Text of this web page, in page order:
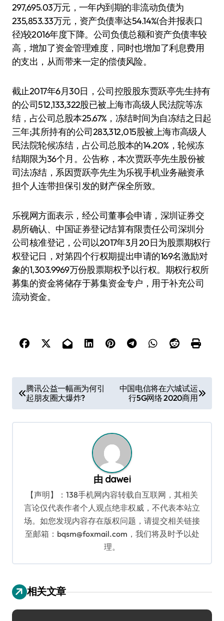
297,695.03万元，一年内到期的非流动负债为
235,853.33万元，资产负债率达54.14%(合并报表口
径)较2016年度下降。公司负债总额和资产负债率较
高，增加了资金管理难度，同时也增加了利息费用
的支出，从而带来一定的偿债风险。
截止2017年6月30日，公司控股股东贾跃亭先生持有
的公司512,133,322股已被上海市高级人民法院等冻
结，占公司总股本25.67%，冻结时间为自冻结之日起
三年;其所持有的公司283,312,015股被上海市高级人
民法院轮候冻结，占公司总股本的14.20%，轮候冻
结期限为36个月。公告称，本次贾跃亭先生股份被
司法冻结，系因贾跃亭先生为乐视手机业务融资承
担个人连带担保引发的财产保全所致。
乐视网方面表示，经公司董事会申请，深圳证券交
易所确认、中国证券登记结算有限责任公司深圳分
公司核准登记，公司以2017年3月20日为股票期权行
权登记日，对第四个行权期提出申请的169名激励对
象的1,303.9969万份股票期权予以行权。期权行权所
募集的资金将储存于募集资金专户，用于补充公司
流动资金。
章
导
腾讯公益一幅画为何引
起朋友圈大爆炸?
中国电信将在六城试运
行5G网络 2020商用
由 dawei
【声明】：138手机网内容转载自互联网，其相关
言论仅代表作者个人观点绝非权威，不代表本站立
场。如您发现内容存在版权问题，请提交相关链接
至邮箱：bqsm@foxmail.com，我们将及时予以处
理。
相关文章